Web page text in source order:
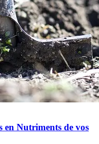
en Nutriments de vos